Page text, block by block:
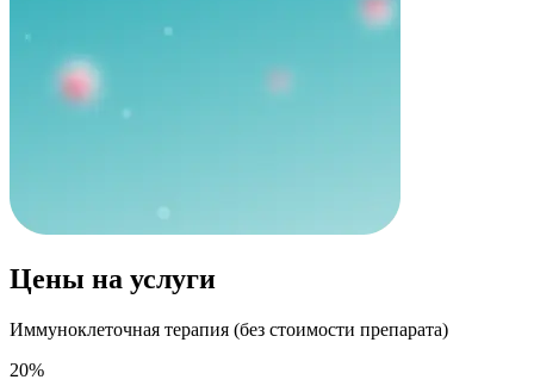
Цены на услуги
Иммуноклеточная терапия (без стоимости препарата)
20%